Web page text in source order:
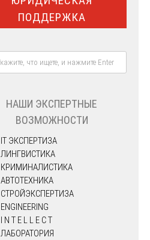
ПОДДЕРЖКА
НАШИ ЭКСПЕРТНЫЕ
ВОЗМОЖНОСТИ
IT ЭКСПЕРТИЗА
ЛИНГВИСТИКА
КРИМИНАЛИСТИКА
АВТОТЕХНИКА
СТРОЙЭКСПЕРТИЗА
ENGINEERING
I N T E L L E C T
ЛАБОРАТОРИЯ